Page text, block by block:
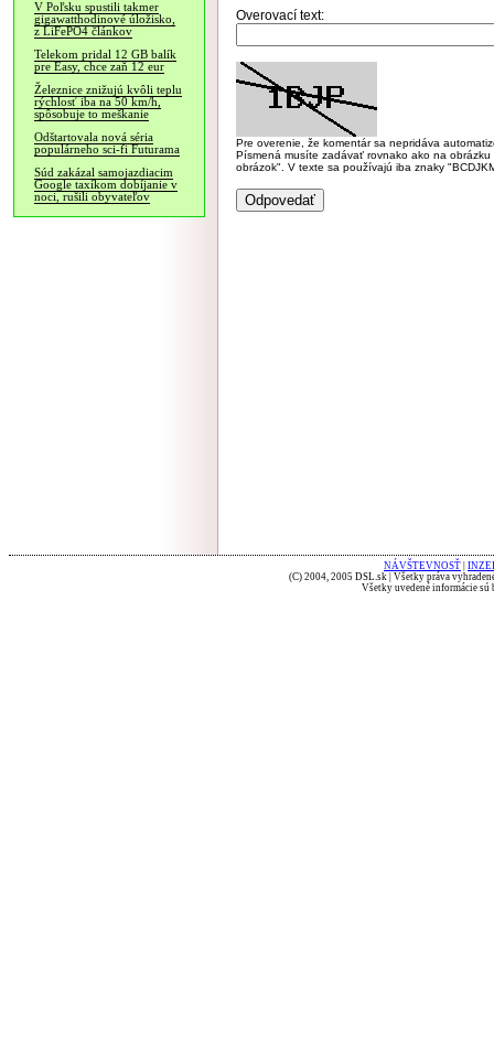
V Poľsku spustili takmer
gigawatthodinové úložisko,
z LiFePO4 článkov
Telekom pridal 12 GB balík
pre Easy, chce zaň 12 eur
Železnice znižujú kvôli teplu
rýchlosť iba na 50 km/h,
spôsobuje to meškanie
Odštartovala nová séria
populárneho sci-fi Futurama
Súd zakázal samojazdiacim
Google taxíkom dobíjanie v
noci, rušili obyvateľov
Overovací text:
Pre overenie, že komentár sa nepridáva
Písmená musíte zadávať rovnako ako na
obrázok". V texte sa používajú iba znaky
NÁVŠTEVNOSŤ
(C) 2004, 2005 DSL.sk | Všetky práva
Všetky uvedené informácie sú